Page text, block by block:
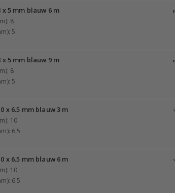
x 5 mm blauw 6 m
8
5
x 5 mm blauw 9 m
8
5
x 6.5 mm blauw 3 m
10
6.5
x 6.5 mm blauw 6 m
10
6.5